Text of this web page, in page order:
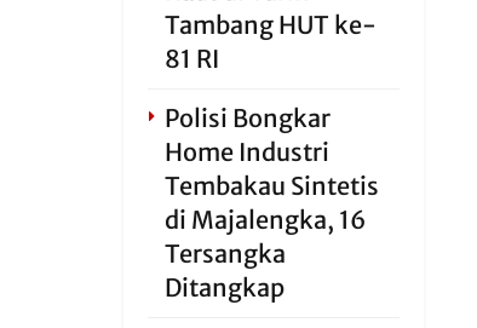
Tambang HUT ke-
81 RI
Polisi Bongkar
Home Industri
Tembakau Sintetis
di Majalengka, 16
Tersangka
Ditangkap